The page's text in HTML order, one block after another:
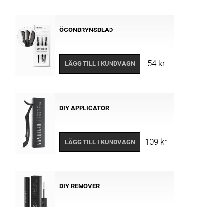
ÖGONBRYNSBLAD
LÄGG TILL I KUNDVAGN 54 kr
DIY APPLICATOR
LÄGG TILL I KUNDVAGN 109 kr
DIY REMOVER